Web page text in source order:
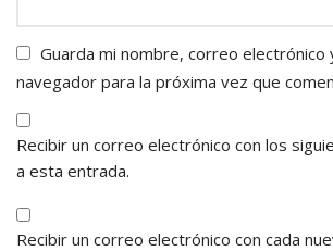
Guarda mi nombre, correo electrónico
navegador para la próxima vez que
Recibir un correo electrónico con los
a esta entrada.
Recibir un correo electrónico con cada